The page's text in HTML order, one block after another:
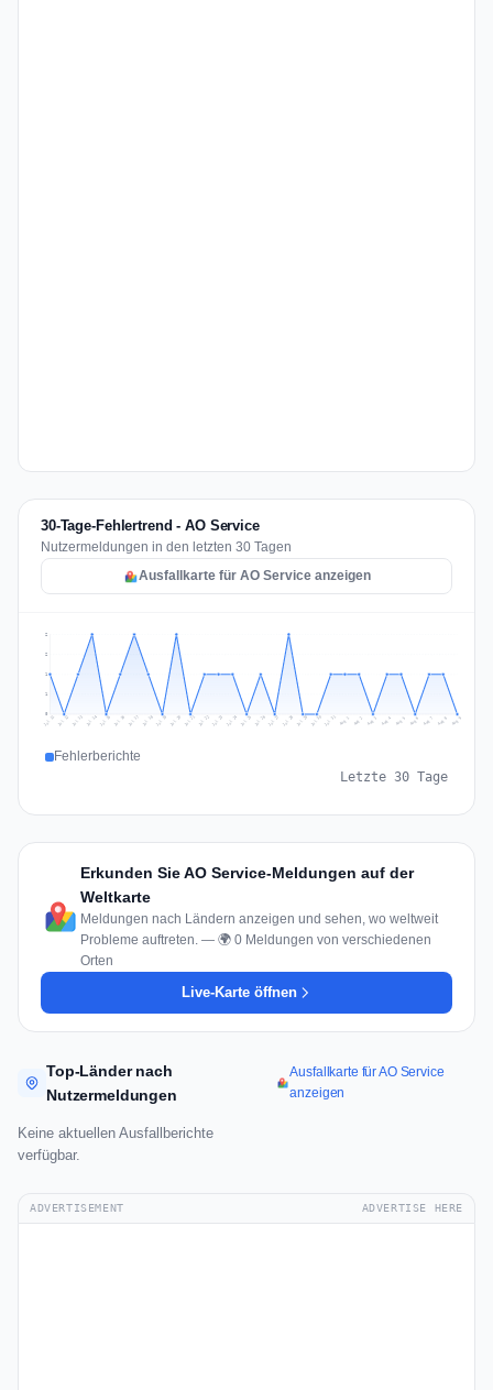
30-Tage-Fehlertrend - AO Service
Nutzermeldungen in den letzten 30 Tagen
Ausfallkarte für AO Service anzeigen
1
1
2
2
Jul 11 Jul 12 Jul 13 Jul 14 Jul 15 Jul 16 Jul 17 Jul 18 Jul 19 Jul 20 Jul 21 Jul 22 Jul 23 Jul 24 Jul 25 Jul 26 Jul 27 Jul 28 Jul 29 Jul 30 Jul 31 Aug 1 Aug 2 Aug 3 Aug 4 Aug 5 Aug 6 Aug 7 Aug 8 Aug 9
Fehlerberichte
Letzte 30 Tage
Erkunden Sie AO Service-Meldungen auf der
Weltkarte
Meldungen nach Ländern anzeigen und sehen, wo weltweit
Probleme auftreten. — 🌍 0 Meldungen von verschiedenen
Orten
Live-Karte öffnen
Top-Länder nach
Nutzermeldungen
Ausfallkarte für AO Service
anzeigen
Keine aktuellen Ausfallberichte
verfügbar.
ADVERTISEMENT ADVERTISE HERE